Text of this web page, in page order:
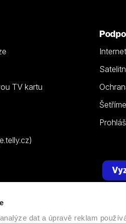
dat a úpravě reklam
TV kartu
| Všechna práva vyhrazena. |